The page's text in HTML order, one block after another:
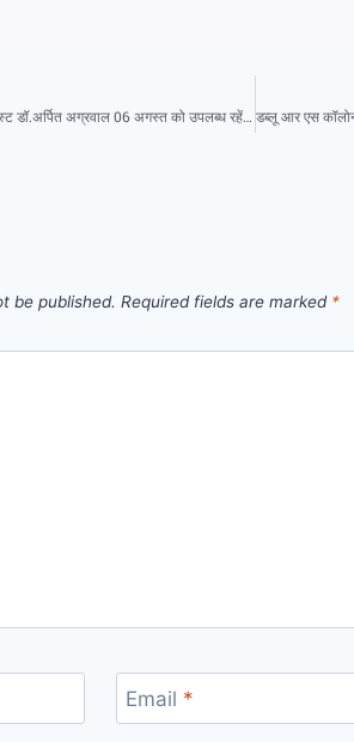
वयस्क एवं बाल्य रोग न्यूरोलॉजिस्ट डॉ.अर्पित अग्रवाल 06 अगस्त को उपलब्ध रहेंगे अग्रवाल नर्सिंग होम बसना में
be published. Required fields are marked *
Email *